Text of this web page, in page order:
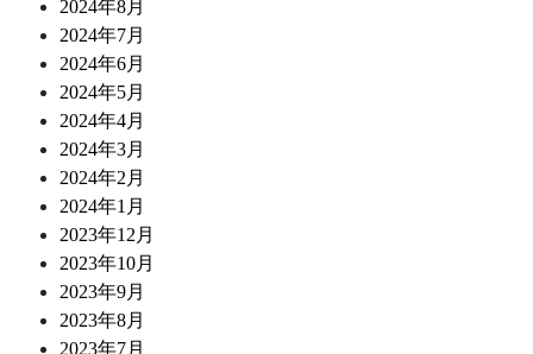
2024年8月
2024年7月
2024年6月
2024年5月
2024年4月
2024年3月
2024年2月
2024年1月
2023年12月
2023年10月
2023年9月
2023年8月
2023年7月